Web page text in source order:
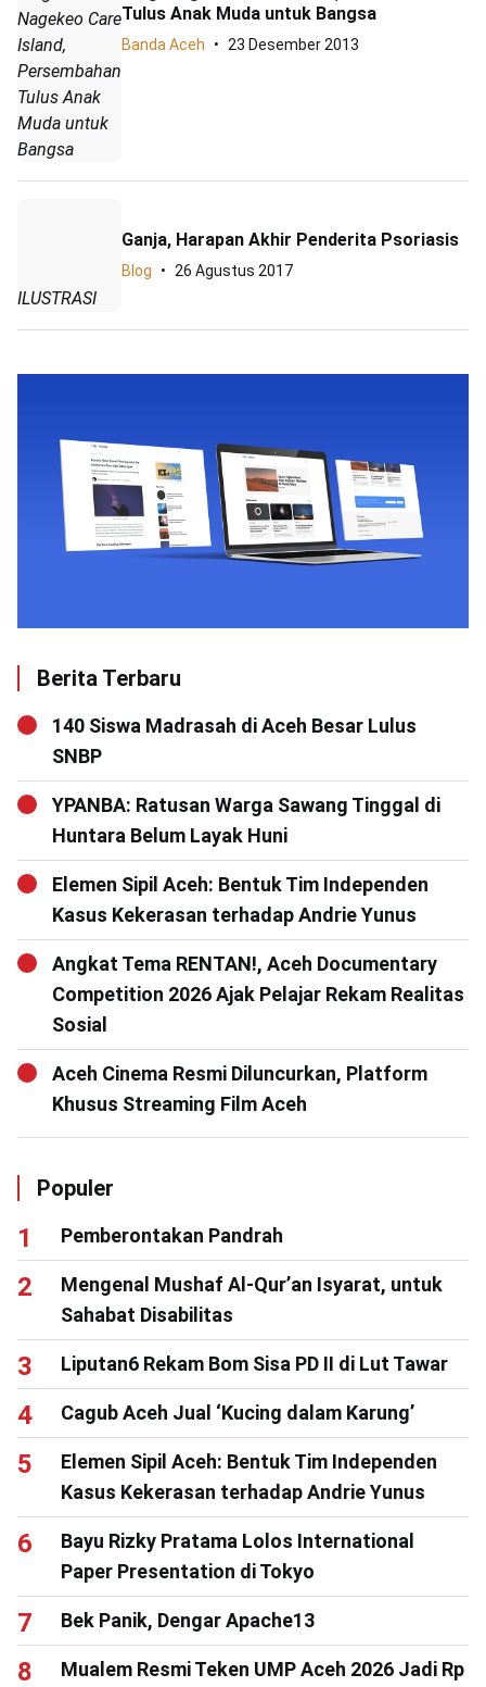
Nagekeo Care
Island,
Persembahan
Tulus Anak
Muda untuk
Bangsa
Tulus Anak Muda untuk Bangsa
Banda Aceh 23 Desember 2013
ILUSTRASI
Ganja, Harapan Akhir Penderita Psoriasis
Blog 26 Agustus 2017
Berita Terbaru
140 Siswa Madrasah di Aceh Besar Lulus
SNBP
YPANBA: Ratusan Warga Sawang Tinggal di
Huntara Belum Layak Huni
Elemen Sipil Aceh: Bentuk Tim Independen
Kasus Kekerasan terhadap Andrie Yunus
Angkat Tema RENTAN!, Aceh Documentary
Competition 2026 Ajak Pelajar Rekam Realitas
Sosial
Aceh Cinema Resmi Diluncurkan, Platform
Khusus Streaming Film Aceh
Populer
Pemberontakan Pandrah
Mengenal Mushaf Al-Qur’an Isyarat, untuk
Sahabat Disabilitas
Liputan6 Rekam Bom Sisa PD II di Lut Tawar
Cagub Aceh Jual ‘Kucing dalam Karung’
Elemen Sipil Aceh: Bentuk Tim Independen
Kasus Kekerasan terhadap Andrie Yunus
Bayu Rizky Pratama Lolos International
Paper Presentation di Tokyo
Bek Panik, Dengar Apache13
Mualem Resmi Teken UMP Aceh 2026 Jadi Rp